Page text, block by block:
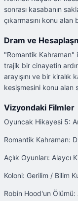
sonrası kasabanın
çıkarmasını konu
Dram ve
"Romantik Kahraman"
trajik bir cinayetin
arayışını ve bir
kesişmesini konu alan
Vizyondaki Filmler
Oyuncak Hikayesi 5:
Romantik Kahraman:
Açlık Oyunları: Alaycı
Koloni: Gerilim / Bilim
Robin Hood'un